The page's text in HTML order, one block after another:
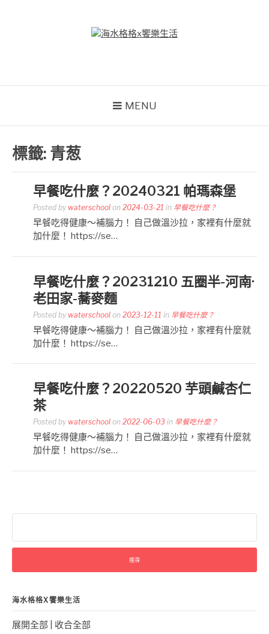
MENU
標籤: 青葱
早餐吃什麼？20240321 帕瑪森堡
Posted by waterschool on 2024-03-21 in 早餐吃什麼？
早餐吃得健康～補腦力！ 自己做溫沙拉，家裡有什麼就
加什麼！ https://se…
早餐吃什麼？20231210 五圈半-河南·
老田家-蕎麥麵
Posted by waterschool on 2023-12-11 in 早餐吃什麼？
早餐吃得健康～補腦力！ 自己做溫沙拉，家裡有什麼就
加什麼！ https://se…
早餐吃什麼？20220520 芋頭鹹杏仁
茶
Posted by waterschool on 2022-06-03 in 早餐吃什麼？
早餐吃得健康～補腦力！ 自己做溫沙拉，家裡有什麼就
加什麼！ https://se…
關
字:
海水格格X饗樂生活
展開全部
收合全部